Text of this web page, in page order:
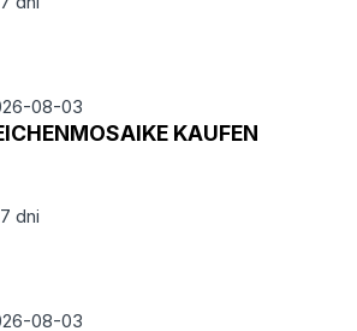
08-03
KAUFEN
7 dni
08-03